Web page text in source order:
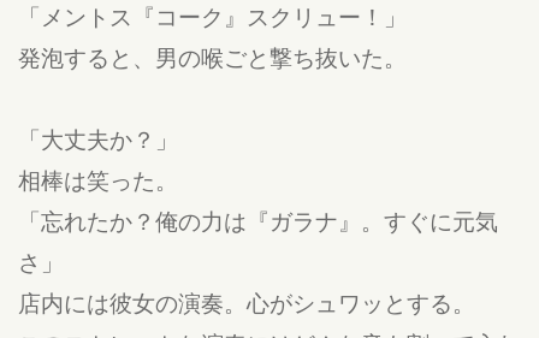
「メントス『コーク』スクリュー！」
発泡すると、男の喉ごと撃ち抜いた。
「大丈夫か？」
相棒は笑った。
「忘れたか？俺の力は『ガラナ』。すぐに元気
さ」
店内には彼女の演奏。心がシュワッとする。